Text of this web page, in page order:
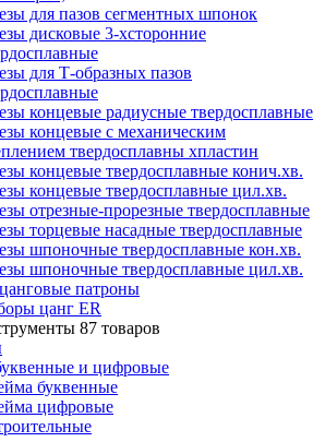
для пазов сегментных шпонок
дисковые 3-хсторонние
для Т-образных пазов
концевые радиусные твердосплавные
концевые с механическим
твердосплавны хпластин
концевые твердосплавные конич.хв.
концевые твердосплавные цил.хв.
отрезные-прорезные твердосплавные
торцевые насадные твердосплавные
шпоночные твердосплавные кон.хв.
шпоночные твердосплавные цил.хв.
патроны
цанг ER
87 товаров
и цифровые
буквенные
цифровые